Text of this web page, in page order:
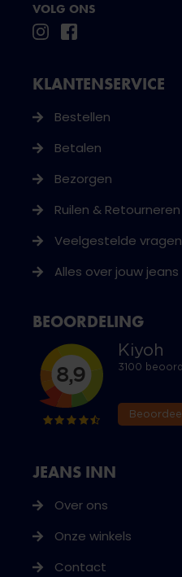
VOLG ONS
JEANS INN
Over ons
Onze winkels
Contact
KLANTENSERVICE
Bestellen
Betalen
Bezorgen
Ruilen & Retourneren
Veelgestelde vragen
Alles over jouw jeans
BEOORDELING